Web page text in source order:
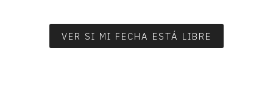
VER SI MI FECHA ESTÁ LIBRE